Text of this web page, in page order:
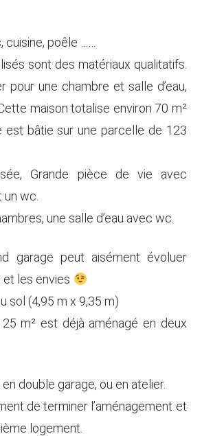
cuisine, poêle ……
sont des matériaux qualitatifs.
pour une chambre et salle d’eau,
maison totalise environ 70 m²
est bâtie sur une parcelle de 123
Grande pièce de vie avec
wc.
une salle d’eau avec wc.
garage peut aisément évoluer
les envies
sol (4,95 m x 9,35 m)
25 m² est déjà aménagé en deux
double garage, ou en atelier.
de terminer l’aménagement et
logement.